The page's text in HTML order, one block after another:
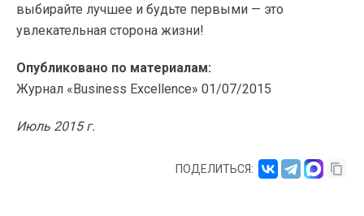
выбирайте лучшее и будьте первыми — это
увлекательная сторона жизни!
Опубликовано по материалам:
Журнал «Business Excellence» 01/07/2015
Июль 2015 г.
ПОДЕЛИТЬСЯ: